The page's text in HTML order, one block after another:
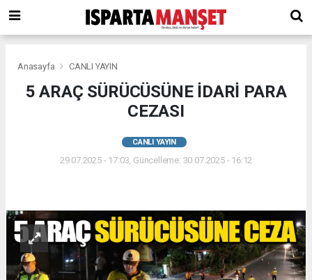
Anasayfa CANLI YAYIN
5 ARAÇ SÜRÜCÜSÜNE İDARİ PARA
CEZASI
CANLI YAYIN
29.07.2025 - 17:03, Güncelleme: 30.07.2025 - 16:12